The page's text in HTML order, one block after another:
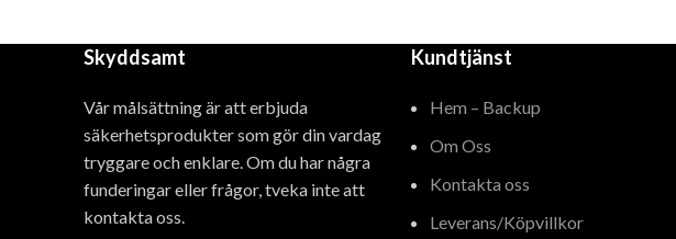
Skyddsamt
Vår målsättning är att erbjuda
säkerhetsprodukter som gör din vardag
tryggare och enklare. Om du har några
funderingar eller frågor, tveka inte att
kontakta oss.
Kundtjänst
Hem – Backup
Om Oss
Kontakta oss
Leverans/Köpvillkor